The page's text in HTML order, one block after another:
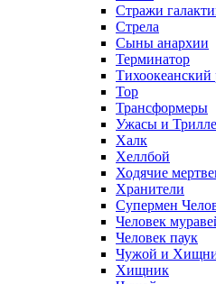
Стражи
Стрела
Сыны анархии
Терминатор
Тихоокеанский
Тор
Трансформеры
Ужасы и
Халк
Хеллбой
Ходячие
Хранители
Супермен
Человек
Человек паук
Чужой и
Хищник